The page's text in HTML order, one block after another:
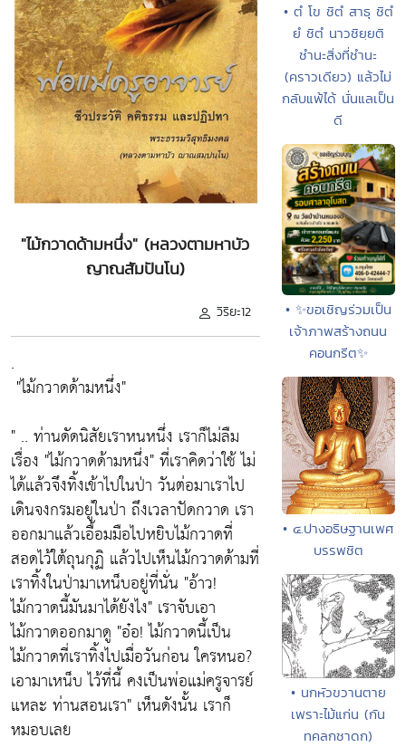
"ไม้กวาดด้ามหนึ่ง" (หลวงตามหาบัว
ญาณสัมปันโน)
วิริยะ12
.
"ไม้กวาดด้ามหนึ่ง"
" .. ท่านดัดนิสัยเราหนหนึ่ง เราก็ไม่ลืม
เรื่อง "ไม้กวาดด้ามหนึ่ง"ที่เราคิดว่าใช้ ไม่
ได้แล้วจึงทิ้งเข้าไปในป่า วันต่อมาเราไป
เดินจงกรมอยู่ในป่า ถึงเวลาปัดกวาด เรา
ออกมาแล้วเอื้อมมือไปหยิบไม้กวาดที่
สอดไว้ใต้ถุนกุฏิ แล้วไปเห็นไม้กวาดด้ามที่
เราทิ้งในป่ามาเหน็บอยู่ที่นั่น "อ้าว!
ไม้กวาดนี้มันมาได้ยังไง" เราจับเอา
ไม้กวาดออกมาดู "อ๋อ! ไม้กวาดนี้เป็น
ไม้กวาดที่เราทิ้งไปเมื่อวันก่อน ใครหนอ?
เอามาเหน็บ ไว้ที่นี้ คงเป็นพ่อแม่ครูจารย์
แหละ ท่านสอนเรา" เห็นดังนั้น เราก็
หมอบเลย
• ตํ โข ชิตํ สาธุ ชิตํ
ยํ ชิตํ นาวชิยฺยติ
ชำนะสิ่งที่ชำนะ
(คราวเดียว) แล้วไม่
กลับแพ้ได้ นั่นแลเป็น
ดี
• ✨ขอเชิญร่วมเป็น
เจ้าภาพสร้างถนน
คอนกรีต✨
• ๔.ปางอธิษฐานเพศ
บรรพชิต
• นกหัวขวานตาย
เพราะไม้แก่น (กัน
ทคลกชาดก)